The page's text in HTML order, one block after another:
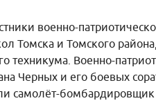
военно-
Томска и Томского
техникума. Военно-
Черных и его боевых
самолёт-